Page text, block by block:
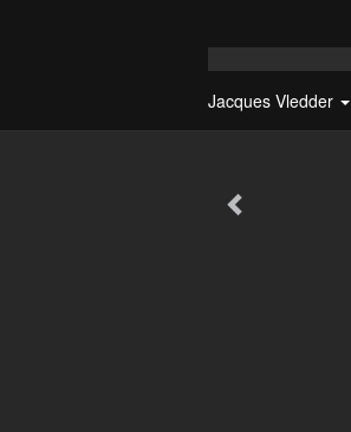
Jacques Vledder